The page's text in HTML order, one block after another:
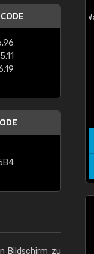
Bildschirm zu
gute Ware,